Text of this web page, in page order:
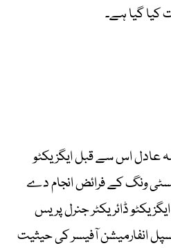
کیا گیا ہے۔
عادل اس سے قبل ایگزیکٹو
ونگ کے فرائض انجام دے
ڈائریکٹر جنرل پریس
انفارمیشن آفیسر کی حیثیت